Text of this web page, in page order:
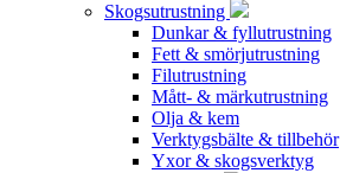
Skogsutrustning
Dunkar & fyllutrustning
Fett & smörjutrustning
Filutrustning
Mått- & märkutrustning
Olja & kem
Verktygsbälte & tillbehör
Yxor & skogsverktyg